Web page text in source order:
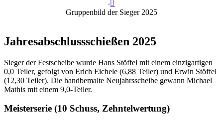
Gruppenbild der Sieger 2025
Jahresabschlussschießen 2025
Sieger der Festscheibe wurde Hans Stöffel mit einem einzigartigen
0,0 Teiler, gefolgt von Erich Eichele (6,88 Teiler) und Erwin Stöffel
(12,30 Teiler). Die handbemalte Neujahrsscheibe gewann Michael
Mathis mit einem 9,0-Teiler.
Meisterserie (10 Schuss, Zehntelwertung)